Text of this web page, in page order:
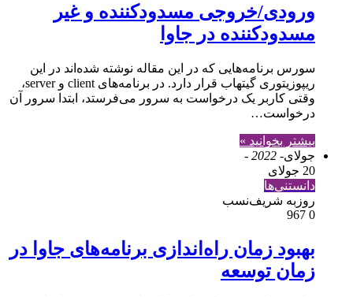
ورودی/خروجی مسدودکننده و غیر
مسدودکننده در جاوا
سورس برنامه‌هایی که در این مقاله نوشته شده‌اند در این
ریپوزیتوری گیتهاب قرار دارد. در برنامه‌های client و server،
وقتی کاربر یک درخواست به سرور می‌فرستد، ابتدا سرور آن
درخواست…
بیشتر بخوانید »
جولای- 2022 -
20 جولای
دانستنی‌ها
روزبه شریف‌نسب
0
بهبود زمان راه‌اندازی برنامه‌های جاوا در
زمان توسعه